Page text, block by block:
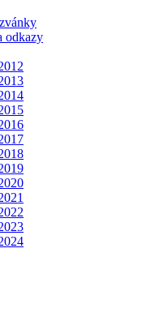
odkazy